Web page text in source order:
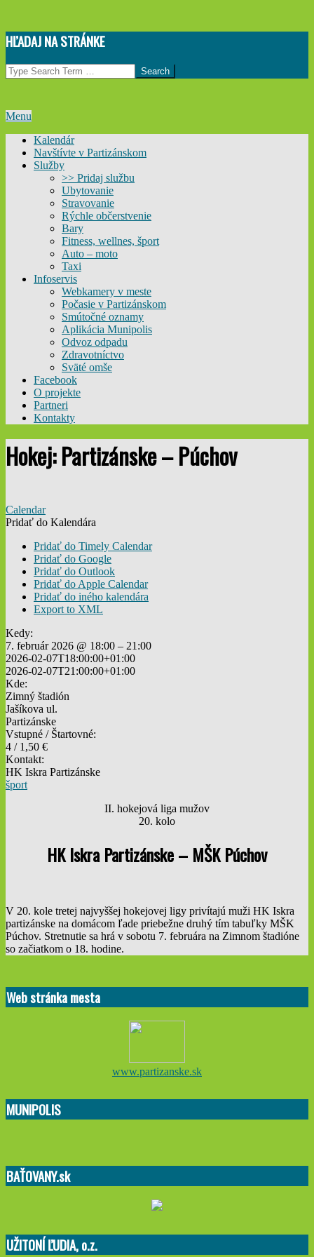
Skip
to
content
HĽADAJ NA STRÁNKE
Search
Primary
Menu
Menu
Kalendár
Navštívte v Partizánskom
Služby
>> Pridaj službu
Ubytovanie
Stravovanie
Rýchle občerstvenie
Bary
Fitness, wellnes, šport
Auto – moto
Taxi
Infoservis
Webkamery v meste
Počasie v Partizánskom
Smútočné oznamy
Aplikácia Munipolis
Odvoz odpadu
Zdravotníctvo
Sväté omše
Facebook
O projekte
Partneri
Kontakty
Hokej: Partizánske – Púchov
Calendar
Pridať do Kalendára
Pridať do Timely Calendar
Pridať do Google
Pridať do Outlook
Pridať do Apple Calendar
Pridať do iného kalendára
Export to XML
Kedy:
7. február 2026 @ 18:00 – 21:00
2026-02-07T18:00:00+01:00
2026-02-07T21:00:00+01:00
Kde:
Zimný štadión
Jašíkova ul.
Partizánske
Vstupné / Štartovné:
4 / 1,50 €
Kontakt:
HK Iskra Partizánske
šport
II. hokejová liga mužov
20. kolo
HK Iskra Partizánske – MŠK Púchov
V 20. kole tretej najvyššej hokejovej ligy privítajú muži HK Iskra
partizánske na domácom ľade priebežne druhý tím tabuľky MŠK
Púchov. Stretnutie sa hrá v sobotu 7. februára na Zimnom štadióne
so začiatkom o 18. hodine.
02-
02
Web stránka mesta
www.partizanske.sk
MUNIPOLIS
BAŤOVANY.sk
UŽITONÍ ĽUDIA, o.z.